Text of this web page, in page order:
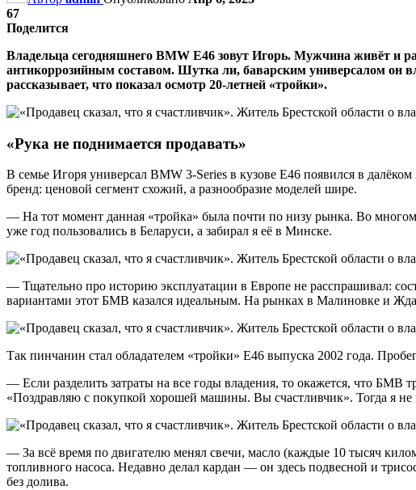
67
Поделится
Владельца сегодняшнего BMW E46 зовут Игорь. Мужчина живёт и
антикоррозийным составом. Шутка ли, баварским универсалом он
рассказывает, что показал осмотр 20-летней «тройки».
«Рука не поднимается продавать»
В семье Игоря универсал BMW 3-Series в кузове Е46 появился в
бренд: ценовой сегмент схожий, а разнообразие моделей шире.
— На тот момент данная «тройка» была почти по низу рынка. Во
уже год пользовались в Беларуси, а забирал я её в Минске.
— Тщательно про историю эксплуатации в Европе не расспрашивал:
вариантами этот БМВ казался идеальным. На рынках в Малиновке и
Так пинчанин стал обладателем «тройки» Е46 выпуска 2002 года.
— Если разделить затраты на все годы владения, то окажется, что
«Поздравляю с покупкой хорошей машины. Вы счастливчик». Тогда я не
— За всё время по двигателю менял свечи, масло (каждые 10 тысяч
топливного насоса. Недавно делал кардан — он здесь подвесной и
без долива.